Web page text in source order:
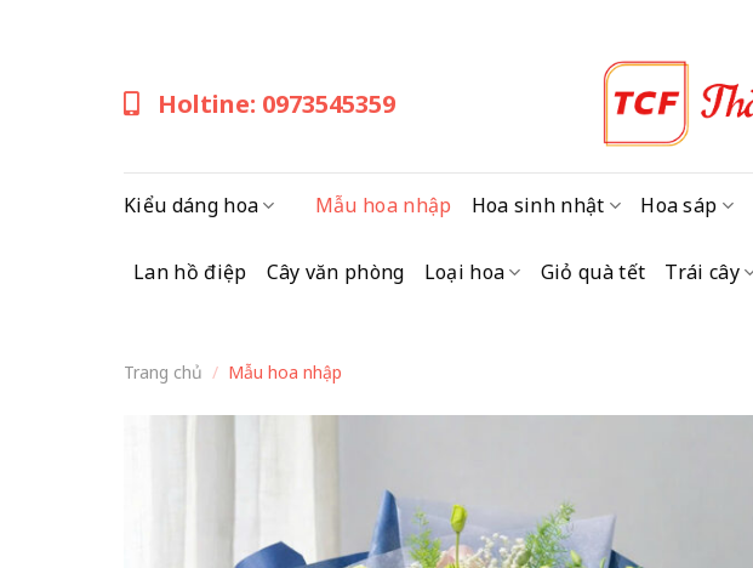
Holtine: 0973545359
Kiểu dáng hoa Mẫu hoa nhập Hoa sinh nhật Hoa sáp
Lan hồ điệp Cây văn phòng Loại hoa Giỏ quà tết Trái cây
Trang chủ / Mẫu hoa nhập